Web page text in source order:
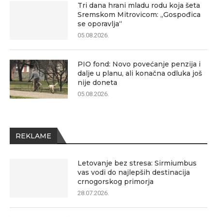
Tri dana hrani mladu rodu koja šeta
Sremskom Mitrovicom: „Gospođica
se oporavlja“
05.08.2026.
PIO fond: Novo povećanje penzija i
dalje u planu, ali konačna odluka još
nije doneta
05.08.2026.
REKLAME
Letovanje bez stresa: Sirmiumbus
vas vodi do najlepših destinacija
crnogorskog primorja
28.07.2026.